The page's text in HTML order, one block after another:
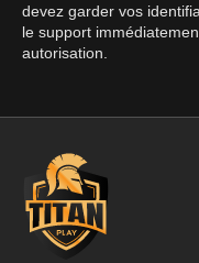
devez garder vos
le support
autorisation.